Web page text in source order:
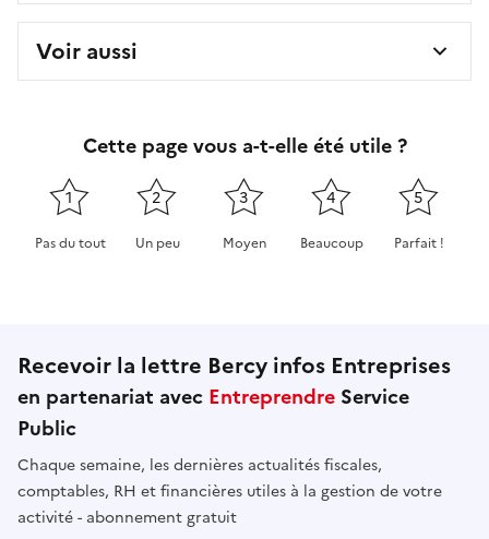
Voir aussi
Cette page vous a-t-elle été utile ?
1
Pas du tout
2
Un peu
3
Moyen
4
Beaucoup
5
Parfait !
Recevoir la lettre Bercy infos Entreprises
en partenariat avec Entreprendre Service
Public
Chaque semaine, les dernières actualités fiscales,
comptables, RH et financières utiles à la gestion de votre
activité - abonnement gratuit